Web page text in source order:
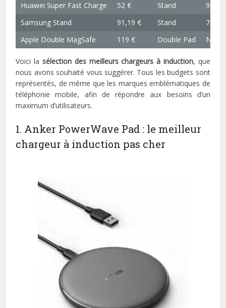
Huawei Super Fast Charge
52 € Stand
90 x
Samsung Stand
91,19 € Stand
75 x
Apple Double MagSafe
119 € Double Pad NC
Voici la sélection des meilleurs chargeurs à induction, que
nous avons souhaité vous suggérer. Tous les budgets sont
représentés, de même que les marques emblématiques de
téléphonie mobile, afin de répondre aux besoins d’un
maximum d’utilisateurs.
1. Anker PowerWave Pad : le meilleur
chargeur à induction pas cher